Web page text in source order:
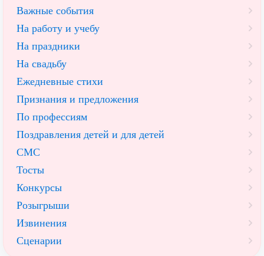
Важные события
На работу и учебу
На праздники
На свадьбу
Ежедневные стихи
Признания и предложения
По профессиям
Поздравления детей и для детей
СМС
Тосты
Конкурсы
Розыгрыши
Извинения
Сценарии